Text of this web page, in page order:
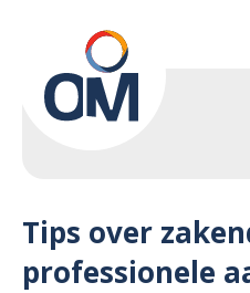
Tips over
professionele